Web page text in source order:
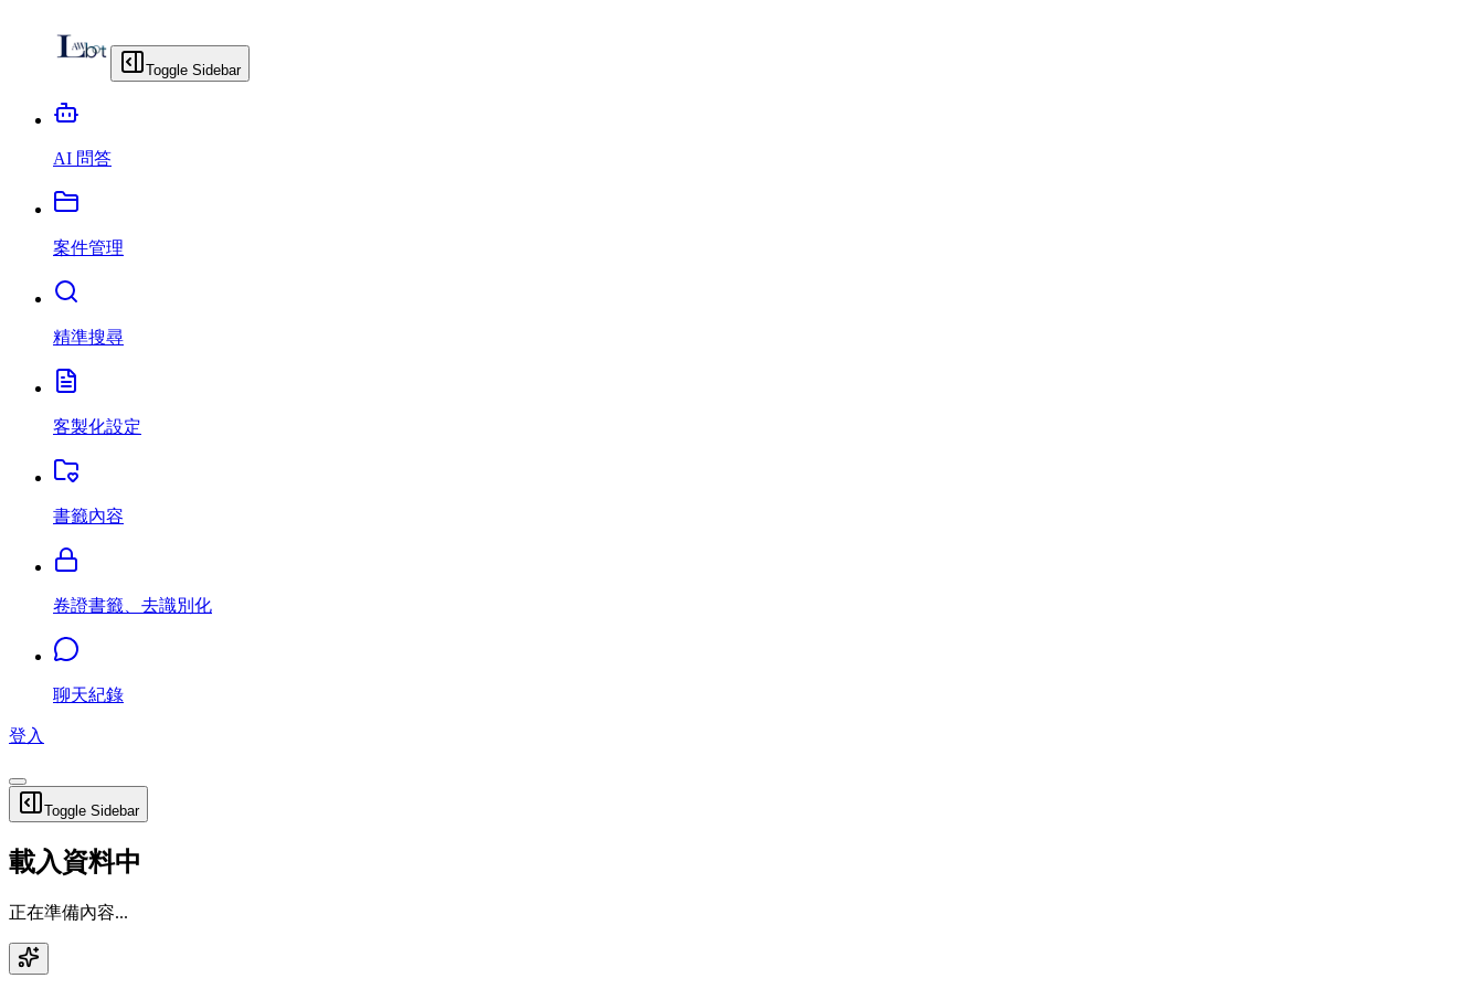
Toggle Sidebar
AI 問答
案件管理
精準搜尋
客製化設定
書籤內容
卷證書籤、去識別化
聊天紀錄
登入
Toggle Sidebar
載入資料中
正在準備內容...